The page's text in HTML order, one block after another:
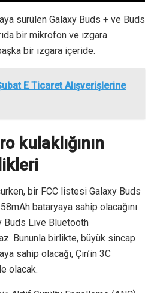
sürülen Galaxy Buds + ve Buds
bir mikrofon ve ızgara
bir ızgara içeride.
E Ticaret Alışverişlerine
kulaklığının
bir FCC listesi Galaxy Buds
bataryaya sahip olacağını
Buds Live Bluetooth
Bununla birlikte, büyük sincap
sahip olacağı, Çin’in 3C
olacak.